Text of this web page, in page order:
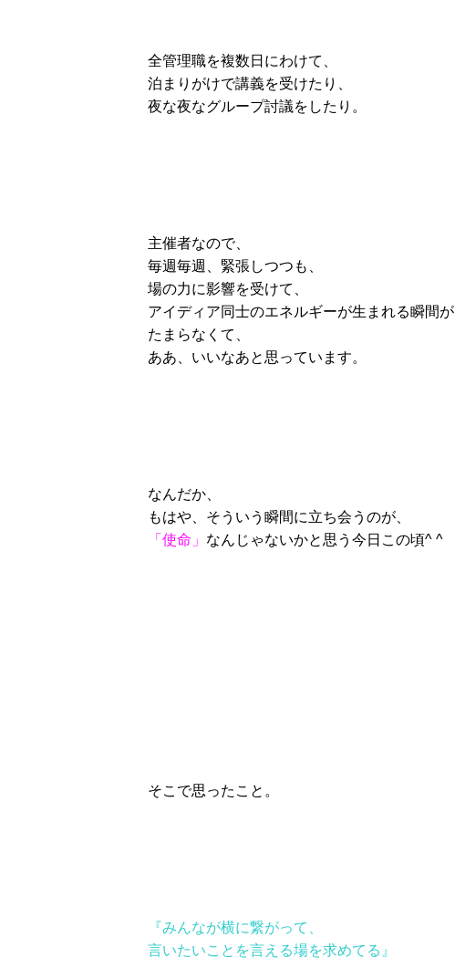
全管理職を複数日にわけて、
泊まりがけで講義を受けたり、
夜な夜なグループ討議をしたり。
主催者なので、
毎週毎週、緊張しつつも、
場の力に影響を受けて、
アイディア同士のエネルギーが生まれる瞬間が
たまらなくて、
ああ、いいなあと思っています。
なんだか、
もはや、そういう瞬間に立ち会うのが、
「使命」 なんじゃないかと思う今日この頃^ ^
そこで思ったこと。
『みんなが横に繋がって、
言いたいことを言える場を求めてる』